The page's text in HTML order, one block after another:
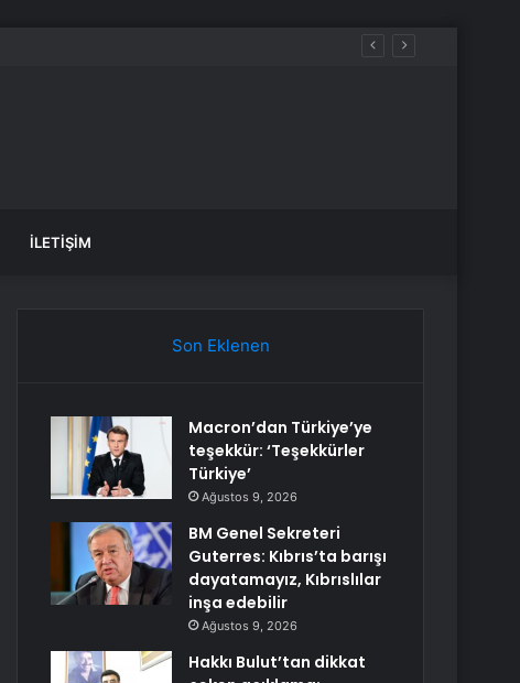
İLETIŞIM
Son Eklenen
Macron’dan Türkiye’ye
teşekkür: ‘Teşekkürler
Türkiye’
Ağustos 9, 2026
BM Genel Sekreteri
Guterres: Kıbrıs’ta barışı
dayatamayız, Kıbrıslılar
inşa edebilir
Ağustos 9, 2026
Hakkı Bulut’tan dikkat